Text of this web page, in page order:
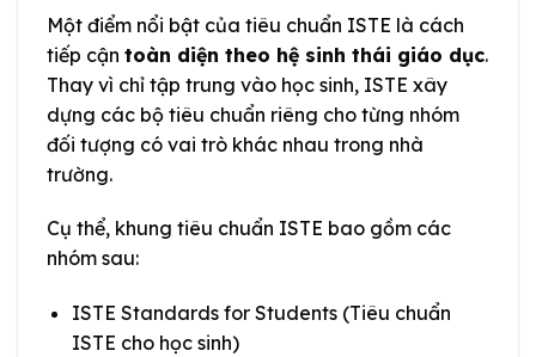
Một điểm nổi bật của tiêu chuẩn ISTE là cách
tiếp cận toàn diện theo hệ sinh thái giáo dục.
Thay vì chỉ tập trung vào học sinh, ISTE xây
dựng các bộ tiêu chuẩn riêng cho từng nhóm
đối tượng có vai trò khác nhau trong nhà
trường.
Cụ thể, khung tiêu chuẩn ISTE bao gồm các
nhóm sau:
ISTE Standards for Students (Tiêu chuẩn
ISTE cho học sinh)